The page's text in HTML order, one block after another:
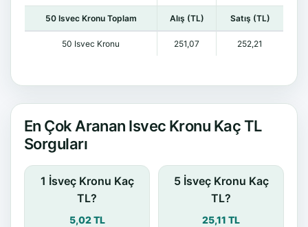
50 Isvec Kronu Toplam Alış (TL) Satış (TL)
50 Isvec Kronu 251,07 252,21
En Çok Aranan Isvec Kronu Kaç TL
Sorguları
1 İsveç Kronu Kaç
TL?
5,02 TL
5 İsveç Kronu Kaç
TL?
25,11 TL